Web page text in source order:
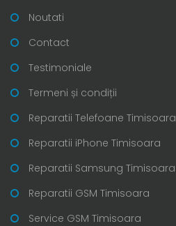
Noutati
Contact
Testimoniale
Termeni și condiții
Reparatii Telefoane Timisoara
Reparatii iPhone Timisoara
Reparatii Samsung Timisoara
Reparatii GSM Timisoara
Service GSM Timisoara